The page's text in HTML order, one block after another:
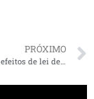
PRÓXIMO
TJMA suspende efeitos de lei de salários de secretários de Presidente Dutra